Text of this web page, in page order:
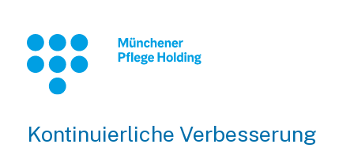
Kontinuierliche Verbesserung